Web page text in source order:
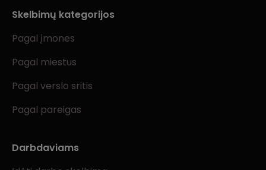
Skelbimų kategorijos
Pagal įmones
Pagal miestus
Pagal verslo sritis
Pagal pareigas
Darbdaviams